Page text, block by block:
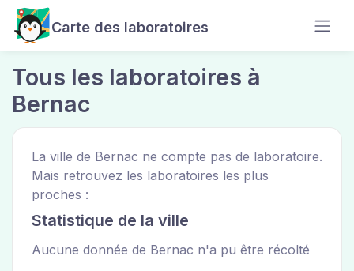
Carte des laboratoires
Tous les laboratoires à
Bernac
La ville de Bernac ne compte pas de laboratoire.
Mais retrouvez les laboratoires les plus
proches :
Statistique de la ville
Aucune donnée de Bernac n'a pu être récolté